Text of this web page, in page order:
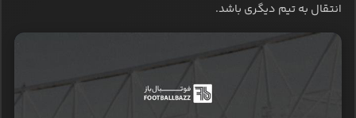
انتقال به تیم دیگری باشد.